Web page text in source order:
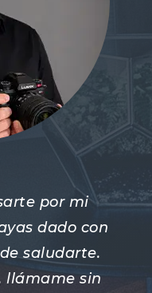
por mi
dado con
saludarte.
llámame sin